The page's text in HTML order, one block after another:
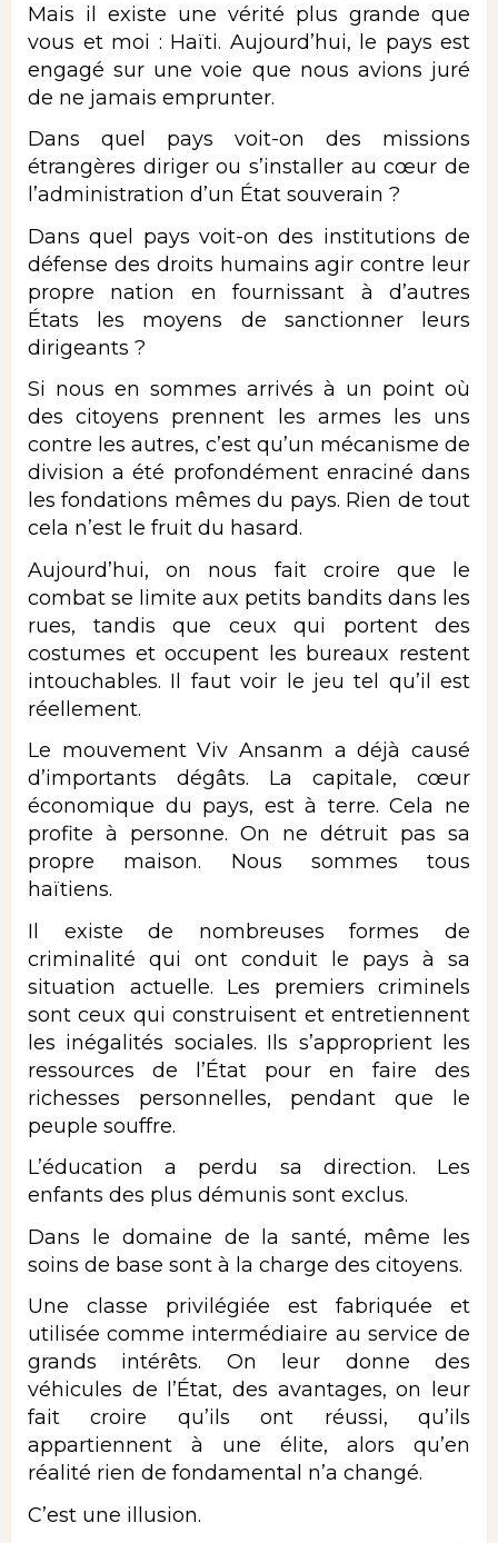
Mais il existe une vérité plus grande que
vous et moi : Haïti. Aujourd’hui, le pays est
engagé sur une voie que nous avions juré
de ne jamais emprunter.
Dans quel pays voit-on des missions
étrangères diriger ou s’installer au cœur de
l’administration d’un État souverain ?
Dans quel pays voit-on des institutions de
défense des droits humains agir contre leur
propre nation en fournissant à d’autres
États les moyens de sanctionner leurs
dirigeants ?
Si nous en sommes arrivés à un point où
des citoyens prennent les armes les uns
contre les autres, c’est qu’un mécanisme de
division a été profondément enraciné dans
les fondations mêmes du pays. Rien de tout
cela n’est le fruit du hasard.
Aujourd’hui, on nous fait croire que le
combat se limite aux petits bandits dans les
rues, tandis que ceux qui portent des
costumes et occupent les bureaux restent
intouchables. Il faut voir le jeu tel qu’il est
réellement.
Le mouvement Viv Ansanm a déjà causé
d’importants dégâts. La capitale, cœur
économique du pays, est à terre. Cela ne
profite à personne. On ne détruit pas sa
propre maison. Nous sommes tous
haïtiens.
Il existe de nombreuses formes de
criminalité qui ont conduit le pays à sa
situation actuelle. Les premiers criminels
sont ceux qui construisent et entretiennent
les inégalités sociales. Ils s’approprient les
ressources de l’État pour en faire des
richesses personnelles, pendant que le
peuple souffre.
L’éducation a perdu sa direction. Les
enfants des plus démunis sont exclus.
Dans le domaine de la santé, même les
soins de base sont à la charge des citoyens.
Une classe privilégiée est fabriquée et
utilisée comme intermédiaire au service de
grands intérêts. On leur donne des
véhicules de l’État, des avantages, on leur
fait croire qu’ils ont réussi, qu’ils
appartiennent à une élite, alors qu’en
réalité rien de fondamental n’a changé.
C’est une illusion.